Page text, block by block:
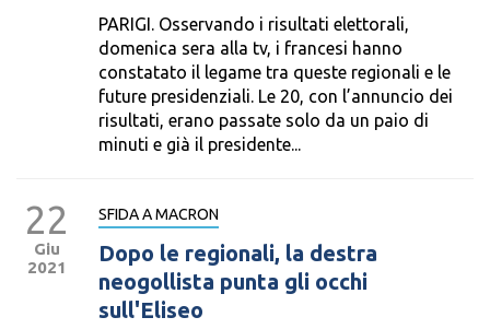
PARIGI. Osservando i risultati elettorali,
domenica sera alla tv, i francesi hanno
constatato il legame tra queste regionali e le
future presidenziali. Le 20, con l’annuncio dei
risultati, erano passate solo da un paio di
minuti e già il presidente...
22
Giu
2021
SFIDA A MACRON
Dopo le regionali, la destra
neogollista punta gli occhi
sull'Eliseo